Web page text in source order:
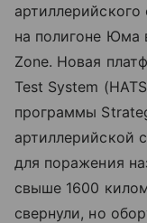
на полигоне Юма
Zone. Новая
Test System
программы
артиллерийской
для поражения
свыше 1600
свернули, но